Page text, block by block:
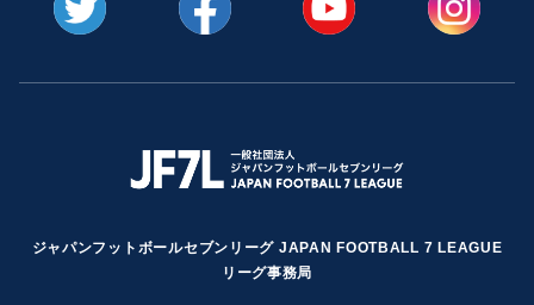
ジャパンフットボールセブンリーグ JAPAN FOOTBALL 7 LEAGUE
リーグ事務局